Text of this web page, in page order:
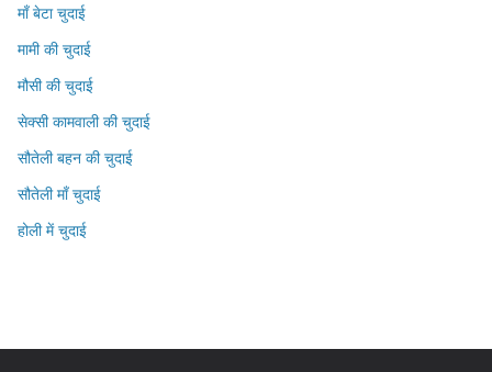
माँ बेटा चुदाई
मामी की चुदाई
मौसी की चुदाई
सेक्सी कामवाली की चुदाई
सौतेली बहन की चुदाई
सौतेली माँ चुदाई
होली में चुदाई